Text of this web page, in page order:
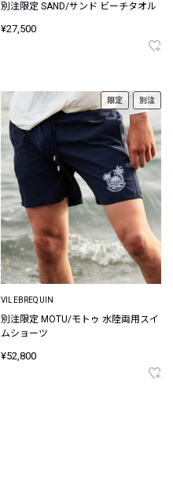
別注限定 SAND/サンド ビーチタオル
¥27,500
限定 別注
VILEBREQUIN
別注限定 MOTU/モトゥ 水陸両用スイ
ムショーツ
¥52,800